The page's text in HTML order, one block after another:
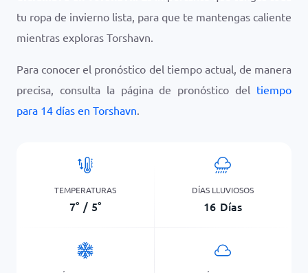
tu ropa de invierno lista, para que te mantengas caliente
mientras exploras Torshavn.
Para conocer el pronóstico del tiempo actual, de manera
precisa, consulta la página de pronóstico del tiempo
para 14 días en Torshavn.
TEMPERATURAS
7° / 5°
DÍAS LLUVIOSOS
16 Días